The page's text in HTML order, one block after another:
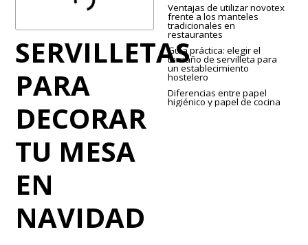
SERVILLETAS
PARA
DECORAR
TU MESA
EN
NAVIDAD
Ventajas de utilizar novotex
frente a los manteles
tradicionales en
restaurantes
Guía práctica: elegir el
tamaño de servilleta para
un establecimiento
hostelero
Diferencias entre papel
higiénico y papel de cocina